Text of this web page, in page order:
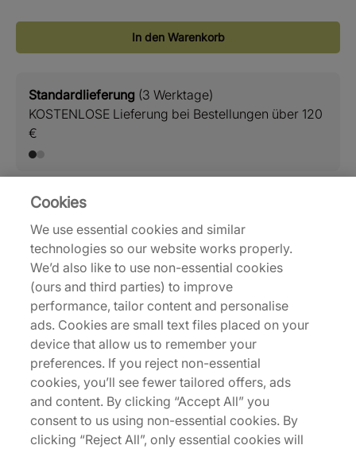
In den Warenkorb
Standardlieferung (3 Werktage)
KOSTENLOSE Lieferung bei Bestellungen über 120
€
Lieferung und Versand
Rückgaben
Beschreibung
Ein Muss, um Ihre Wildleder-Silhouetten in Top-
Zustand zu halten – das Jason Markk Premium
Suede Cleaning Kit ist mit einer weichen
Reinigungsbürste aus Rosshaar und einem
Radiergummi ausgestattet, um Schmutz zu
Cookies
We use essential cookies and similar
technologies so our website works properly.
We’d also like to use non-essential cookies
(ours and third parties) to improve
performance, tailor content and personalise
ads. Cookies are small text files placed on your
device that allow us to remember your
preferences. If you reject non-essential
cookies, you’ll see fewer tailored offers, ads
and content. By clicking “Accept All” you
consent to us using non-essential cookies. By
clicking “Reject All”, only essential cookies will